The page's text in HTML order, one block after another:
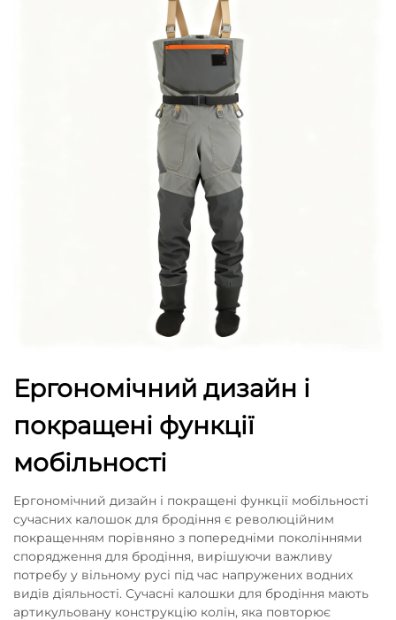
Ергономічний дизайн і
покращені функції
мобільності
Ергономічний дизайн і покращені функції мобільності
сучасних калошок для бродіння є революційним
покращенням порівняно з попередніми поколіннями
спорядження для бродіння, вирішуючи важливу
потребу у вільному русі під час напружених водних
видів діяльності. Сучасні калошки для бродіння мають
артикульовану конструкцію колін, яка повторює